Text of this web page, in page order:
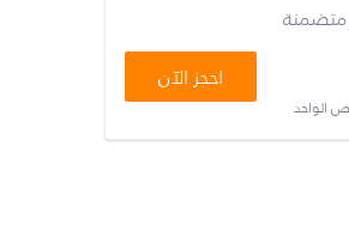
متضمنة
الواحد
احجز الآن